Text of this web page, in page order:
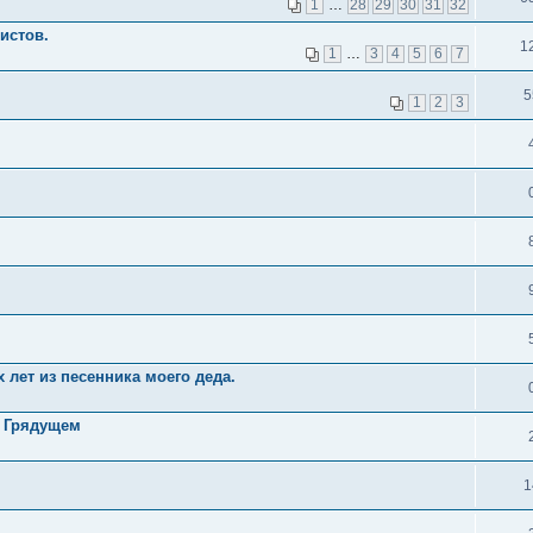
1 28 29 30 31 32
1 3 4 5 6 7
1 2 3
из песенника моего деда.